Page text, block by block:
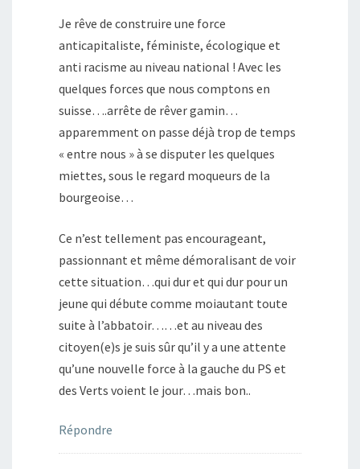
Je rêve de construire une force
anticapitaliste, féministe, écologique et
anti racisme au niveau national ! Avec les
quelques forces que nous comptons en
suisse….arrête de rêver gamin…
apparemment on passe déjà trop de temps
« entre nous » à se disputer les quelques
miettes, sous le regard moqueurs de la
bourgeoise…
Ce n’est tellement pas encourageant,
passionnant et même démoralisant de voir
cette situation…qui dur et qui dur pour un
jeune qui débute comme moiautant toute
suite à l’abbatoir……et au niveau des
citoyen(e)s je suis sûr qu’il y a une attente
qu’une nouvelle force à la gauche du PS et
des Verts voient le jour…mais bon..
Répondre